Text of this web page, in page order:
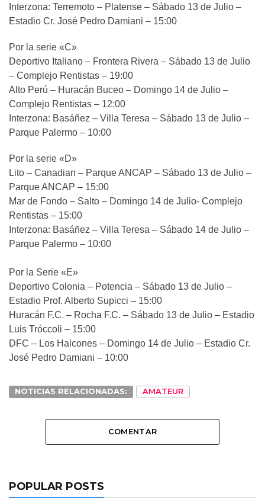
Interzona: Terremoto – Platense – Sábado 13 de Julio –
Estadio Cr. José Pedro Damiani – 15:00
Por la serie «C»
Deportivo Italiano – Frontera Rivera – Sábado 13 de Julio
– Complejo Rentistas – 19:00
Alto Perú – Huracán Buceo – Domingo 14 de Julio –
Complejo Rentistas – 12:00
Interzona: Basáñez – Villa Teresa – Sábado 13 de Julio –
Parque Palermo – 10:00
Por la serie «D»
Lito – Canadian – Parque ANCAP – Sábado 13 de Julio –
Parque ANCAP – 15:00
Mar de Fondo – Salto – Domingo 14 de Julio- Complejo
Rentistas – 15:00
Interzona: Basáñez – Villa Teresa – Sábado 14 de Julio –
Parque Palermo – 10:00
Por la Serie «E»
Deportivo Colonia – Potencia – Sábado 13 de Julio –
Estadio Prof. Alberto Supicci – 15:00
Huracán F.C. – Rocha F.C. – Sábado 13 de Julio – Estadio
Luis Tróccoli – 15:00
DFC – Los Halcones – Domingo 14 de Julio – Estadio Cr.
José Pedro Damiani – 10:00
NOTICIAS RELACIONADAS: AMATEUR
COMENTAR
POPULAR POSTS